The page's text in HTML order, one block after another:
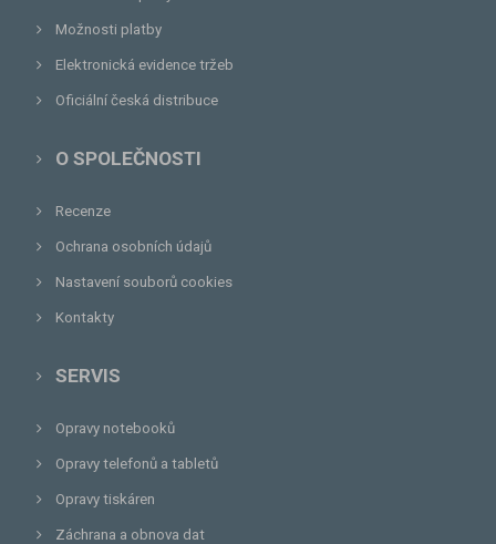
Možnosti platby
Elektronická evidence tržeb
Oficiální česká distribuce
O SPOLEČNOSTI
Recenze
Ochrana osobních údajů
Nastavení souborů cookies
Kontakty
SERVIS
Opravy notebooků
Opravy telefonů a tabletů
Opravy tiskáren
Záchrana a obnova dat